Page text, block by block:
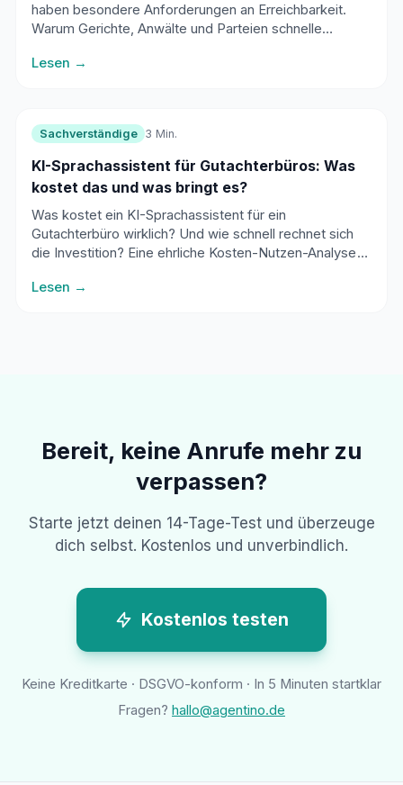
haben besondere Anforderungen an Erreichbarkeit.
Warum Gerichte, Anwälte und Parteien schnelle
Lesen →
Sachverständige 3 Min.
KI-Sprachassistent für Gutachterbüros: Was
kostet das und was bringt es?
Was kostet ein KI-Sprachassistent für ein
Gutachterbüro wirklich? Und wie schnell rechnet sich
die Investition? Eine ehrliche Kosten-Nutzen-Analyse
Lesen →
Bereit, keine Anrufe mehr zu
verpassen?
Starte jetzt deinen 14-Tage-Test und überzeuge
dich selbst. Kostenlos und unverbindlich.
Kostenlos testen
Keine Kreditkarte · DSGVO-konform · In 5 Minuten startklar
Fragen? hallo@agentino.de